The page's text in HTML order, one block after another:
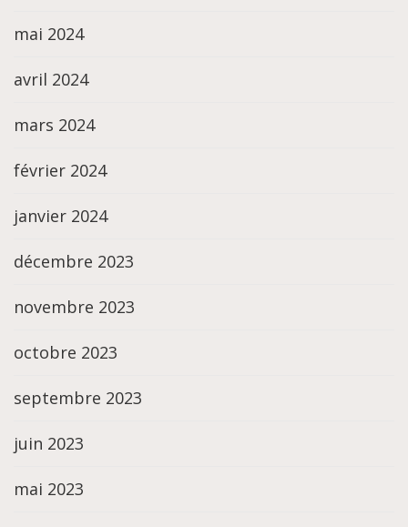
mai 2024
avril 2024
mars 2024
février 2024
janvier 2024
décembre 2023
novembre 2023
octobre 2023
septembre 2023
juin 2023
mai 2023